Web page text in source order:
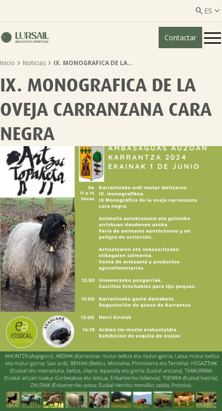
 ES 
ES
Quiénes somos
Servicios ganadería
Servicios agricultura
Entidades asociadas
Noticias
Tablón de anuncios
Lursail Market
Contactar
Inicio  Noticias  IX. MONOGRAFICA DE LA…
IX. MONOGRAFICA DE LA
OVEJA CARRANZANA CARA
NEGRA